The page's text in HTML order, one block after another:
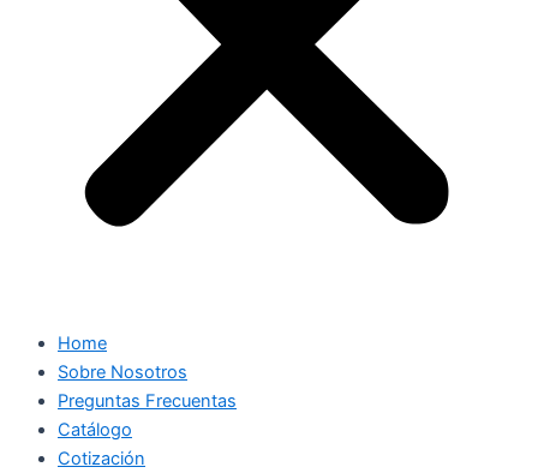
Home
Sobre Nosotros
Preguntas Frecuentas
Catálogo
Cotización